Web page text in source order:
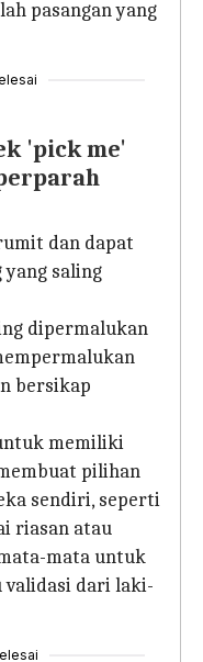
pasangan yang
'pick me'
dan dapat
saling
dipermalukan
bersikap
memiliki
pilihan
sendiri, seperti
riasan atau
mata untuk
validasi dari laki-